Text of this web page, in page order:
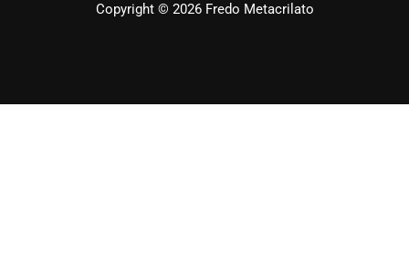
Copyright © 2026 Fredo Metacrilato